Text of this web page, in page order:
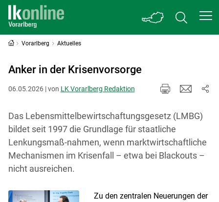
Vorarlberg Aktuelles
Anker in der Krisenvorsorge
06.05.2026 | von LK Vorarlberg Redaktion
Das Lebensmittelbewirtschaftungsgesetz (LMBG)
bildet seit 1997 die Grundlage für staatliche
Lenkungsmaß-nahmen, wenn marktwirtschaftliche
Mechanismen im Krisenfall – etwa bei Blackouts –
nicht ausreichen.
Zu den zentralen Neuerungen der